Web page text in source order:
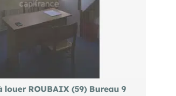
ROUBAIX (59) Bureau 9